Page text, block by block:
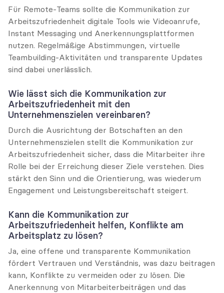
Für Remote-Teams sollte die Kommunikation zur
Arbeitszufriedenheit digitale Tools wie Videoanrufe,
Instant Messaging und Anerkennungsplattformen
nutzen. Regelmäßige Abstimmungen, virtuelle
Teambuilding-Aktivitäten und transparente Updates
sind dabei unerlässlich.
Wie lässt sich die Kommunikation zur
Arbeitszufriedenheit mit den
Unternehmenszielen vereinbaren?
Durch die Ausrichtung der Botschaften an den
Unternehmenszielen stellt die Kommunikation zur
Arbeitszufriedenheit sicher, dass die Mitarbeiter ihre
Rolle bei der Erreichung dieser Ziele verstehen. Dies
stärkt den Sinn und die Orientierung, was wiederum
Engagement und Leistungsbereitschaft steigert.
Kann die Kommunikation zur
Arbeitszufriedenheit helfen, Konflikte am
Arbeitsplatz zu lösen?
Ja, eine offene und transparente Kommunikation
fördert Vertrauen und Verständnis, was dazu beitragen
kann, Konflikte zu vermeiden oder zu lösen. Die
Anerkennung von Mitarbeiterbeiträgen und das